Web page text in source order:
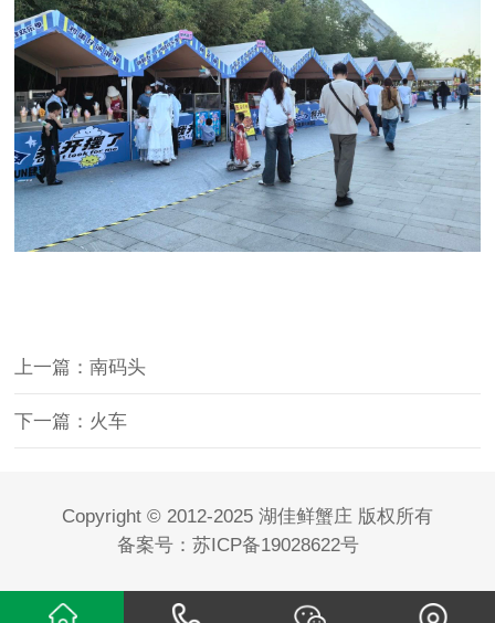
上一篇：南码头
下一篇：火车
Copyright © 2012-2025 湖佳鲜蟹庄 版权所有
备案号： 苏ICP备19028622号